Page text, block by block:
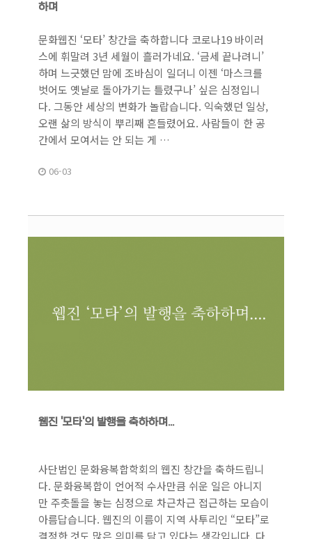
하며
문화웹진 ‘모타’ 창간을 축하합니다 코로나19 바이러
스에 휘말려 3년 세월이 흘러가네요. ‘금세 끝나려니’
하며 느긋했던 맘에 조바심이 일더니 이젠 ‘마스크를
벗어도 옛날로 돌아가기는 틀렸구나’ 싶은 심정입니
다. 그동안 세상의 변화가 놀랍습니다. 익숙했던 일상,
오랜 삶의 방식이 뿌리째 흔들렸어요. 사람들이 한 공
간에서 모여서는 안 되는 게 …
06-03
웹진 '모타'의 발행을 축하하며...
사단법인 문화융복합학회의 웹진 창간을 축하드립니
다. 문화융복합이 언어적 수사만큼 쉬운 일은 아니지
만 주춧돌을 놓는 심정으로 차근차근 접근하는 모습이
아름답습니다. 웹진의 이름이 지역 사투리인 “모타”로
결정한 것도 많은 의미를 담고 있다는 생각입니다. 다